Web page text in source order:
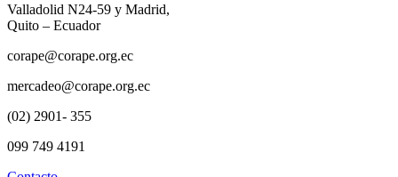
Valladolid N24-59 y Madrid,
Quito – Ecuador
corape@corape.org.ec
mercadeo@corape.org.ec
(02) 2901- 355
099 749 4191